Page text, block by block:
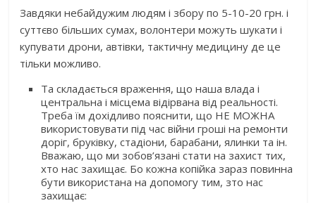
Завдяки небайдужим людям і збору по 5-10-20 грн. і
суттєво більших сумах, волонтери можуть шукати і
купувати дрони, автівки, тактичну медицину де це
тільки можливо.
Та складається враження, що наша влада і
центральна і місцема відірвана від реальності.
Треба їм дохідливо пояснити, що НЕ МОЖНА
використовувати під час війни гроші на ремонти
доріг, бруківку, стадіони, барабани, ялинки та ін.
Вважаю, що ми зобов’язані стати на захист тих,
хто нас захищає. Бо кожна копійка зараз повинна
бути використана на допомогу тим, зто нас
захищає: